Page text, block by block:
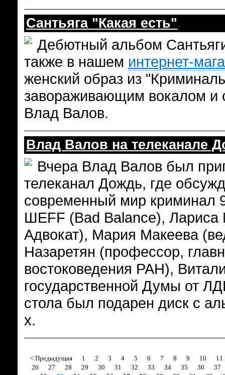
Сантьяга "Какая есть"
Дебютный альбом
также в нашем интернет-
женский образ из
завораживающим вокалом и
Влад Валов.
Влад Валов на телеканале
Вчера Влад Валов был
телеканал Дождь, где
современный мир криминал
ШЕFF (Bad Balance), Лариса
Адвокат), Мария Макеева
Назаретян (профессор,
востоковедения РАН),
государственной Думы от
стола был подарен диск с
х.
< Предыдущая 1 2 3 4 5 6 7 8 9 10
11
26
27 28 29 30 31 32 33 34 35 36
37